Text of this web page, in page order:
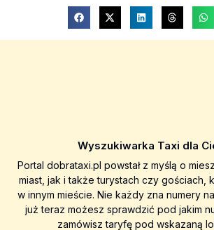
Wyszukiwarka Taxi dla
Portal dobrataxi.pl powstał z myślą o
miast, jak i także turystach czy gościach,
w innym mieście. Nie każdy zna numery
już teraz możesz sprawdzić pod jakim
zamówisz taryfę pod wskazaną